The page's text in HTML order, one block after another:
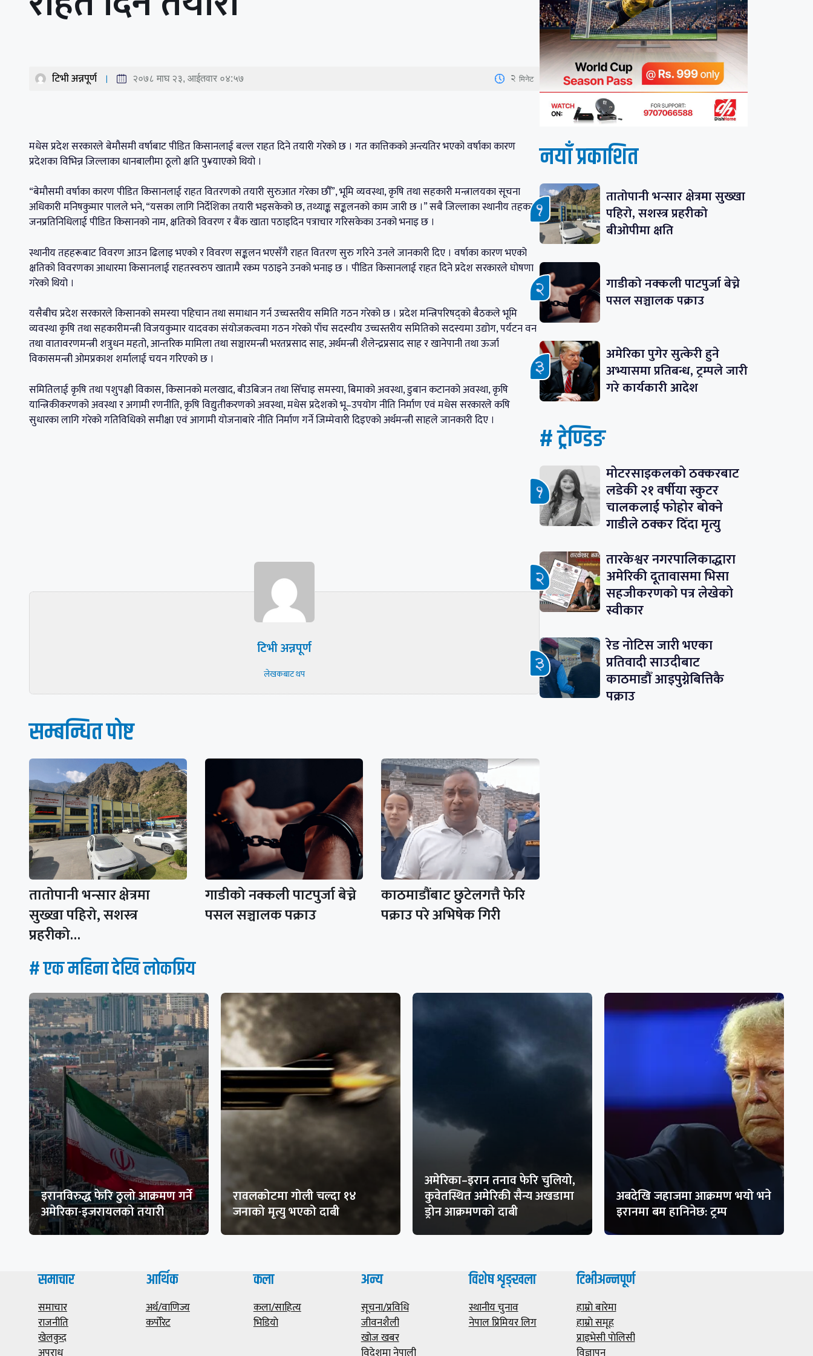
टिभी अन्नपूर्ण २०७८ माघ २३, आईतवार ०४:५७ 2 मिनेट
मधेस प्रदेश सरकारले बेमौसमी वर्षाबाट पीडित किसानलाई बल्ल राहत दिने तयारी गरेको छ । गत कात्तिकको अन्त्यतिर भएको वर्षाका कारण
प्रदेशका विभिन्न जिल्लाका धानबालीमा ठूलो क्षति पु¥याएको थियो ।
“बेमौसमी वर्षाका कारण पीडित किसानलाई राहत वितरणको तयारी सुरुआत गरेका छौँ”, भूमि व्यवस्था, कृषि तथा सहकारी मन्त्रालयका सूचना
अधिकारी मनिषकुमार पालले भने, “यसका लागि निर्देशिका तयारी भइसकेको छ, तथ्याङ्क सङ्कलनको काम जारी छ ।” सबै जिल्लाका स्थानीय तहका
जनप्रतिनिधिलाई पीडित किसानको नाम, क्षतिको विवरण र बैंक खाता पठाइदिन पत्राचार गरिसकेका उनको भनाइ छ ।
स्थानीय तहहरूबाट विवरण आउन ढिलाइ भएको र विवरण सङ्कलन भएसँगै राहत वितरण सुरु गरिने उनले जानकारी दिए । वर्षाका कारण भएको
क्षतिको विवरणका आधारमा किसानलाई राहतस्वरुप खातामै रकम पठाइने उनको भनाइ छ । पीडित किसानलाई राहत दिने प्रदेश सरकारले घोषणा
गरेको थियो ।
यसैबीच प्रदेश सरकारले किसानको समस्या पहिचान तथा समाधान गर्न उच्चस्तरीय समिति गठन गरेको छ । प्रदेश मन्त्रिपरिषद्को बैठकले भूमि
व्यवस्था कृषि तथा सहकारीमन्त्री विजयकुमार यादवका संयोजकत्वमा गठन गरेको पाँच सदस्यीय उच्चस्तरीय समितिको सदस्यमा उद्योग, पर्यटन वन
तथा वातावरणमन्त्री शत्रुधन महतो, आन्तरिक मामिला तथा सञ्चारमन्त्री भरतप्रसाद साह, अर्थमन्त्री शैलेन्द्रप्रसाद साह र खानेपानी तथा ऊर्जा
विकासमन्त्री ओमप्रकाश शर्मालाई चयन गरिएको छ ।
समितिलाई कृषि तथा पशुपक्षी विकास, किसानको मलखाद, बीउबिजन तथा सिँचाइ समस्या, बिमाको अवस्था, डुबान कटानको अवस्था, कृषि
यान्त्रिकीकरणको अवस्था र अगामी रणनीति, कृषि विद्युतीकरणको अवस्था, मधेस प्रदेशको भू–उपयोग नीति निर्माण एवं मधेस सरकारले कषि
सुधारका लागि गरेको गतिविधिको समीक्षा एवं आगामी योजनाबारे नीति निर्माण गर्ने जिम्मेवारी दिइएको अर्थमन्त्री साहले जानकारी दिए ।
टिभी अन्नपूर्ण
लेखकबाट थप
सम्बन्धित पाेष्ट
तातोपानी भन्सार क्षेत्रमा
सुख्खा पहिरो, सशस्त्र
प्रहरीको…
गाडीको नक्कली पाटपुर्जा बेच्ने
पसल सञ्चालक पक्राउ
काठमाडौंबाट छुटेलगत्तै फेरि
पक्राउ परे अभिषेक गिरी
नयाँ प्रकाशित
तातोपानी भन्सार क्षेत्रमा सुख्खा
पहिरो, सशस्त्र प्रहरीको
बीओपीमा क्षति
गाडीको नक्कली पाटपुर्जा बेच्ने
पसल सञ्चालक पक्राउ
अमेरिका पुगेर सुत्केरी हुने
अभ्यासमा प्रतिबन्ध, ट्रम्पले जारी
गरे कार्यकारी आदेश
# ट्रेण्डिङ
मोटरसाइकलको ठक्करबाट
लडेकी २१ वर्षीया स्कुटर
चालकलाई फोहोर बोक्ने
गाडीले ठक्कर दिँदा मृत्यु
तारकेश्वर नगरपालिकाद्धारा
अमेरिकी दूतावासमा भिसा
सहजीकरणको पत्र लेखेको
स्वीकार
रेड नोटिस जारी भएका
प्रतिवादी साउदीबाट
काठमाडौँ आइपुग्नेबित्तिकै
पक्राउ
# एक महिना देखि लाेकप्रिय
इरानविरुद्ध फेरि ठुलो आक्रमण गर्ने
अमेरिका-इजरायलको तयारी
रावलकोटमा गोली चल्दा १४
जनाको मृत्यु भएको दाबी
अमेरिका–इरान तनाव फेरि चुलियो,
कुवेतस्थित अमेरिकी सैन्य अखडामा
ड्रोन आक्रमणको दाबी
अबदेखि जहाजमा आक्रमण भयो भने
इरानमा बम हानिनेछ: ट्रम्प
समाचार
समाचार
राजनीति
खेलकुद
आर्थिक
अर्थ/वाणिज्य
कर्पोरेट
कला
कला/साहित्य
भिडियाे
अन्य
सूचना/प्रविधि
जीवनशैली
खोज खबर
विशेष शृङ्खला
स्थानीय चुनाव
नेपाल प्रिमियर लिग
टिभीअन्नपूर्ण
हाम्राे बारेमा
हाम्राे समूह
प्राइभेसी पाेलिसी